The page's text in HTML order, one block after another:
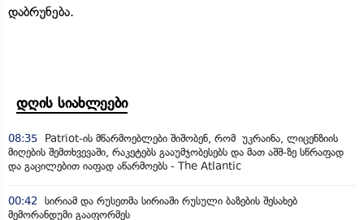
დაბრუნება.
დღის სიახლეები
08:35
Patriot-ის მწარმოებლები შიშობენ, რომ უკრაინა, ლიცენზიის
მიღების შემთხვევაში, რაკეტებს გააუმჯობესებს და მათ აშშ-ზე სწრაფად
და გაცილებით იაფად აწარმოებს - The Atlantic
00:42
სირიამ და რუსეთმა სირიაში რუსული ბაზების შესახებ
მემორანდუმი გააფორმეს